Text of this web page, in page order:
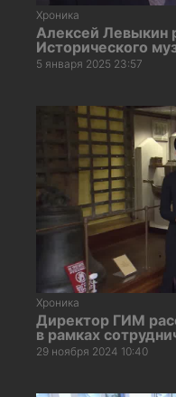
Хроника
Алексей Левыкин
Исторического
5 января 2025 23:57
Хроника
Директор ГИМ
в рамках
29 ноября 2024 10:40